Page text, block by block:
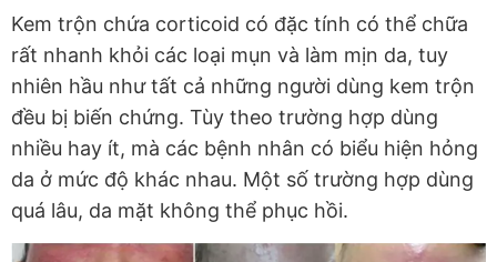
Kem trộn chứa corticoid có đặc tính có thể chữa
rất nhanh khỏi các loại mụn và làm mịn da, tuy
nhiên hầu như tất cả những người dùng kem trộn
đều bị biến chứng. Tùy theo trường hợp dùng
nhiều hay ít, mà các bệnh nhân có biểu hiện hỏng
da ở mức độ khác nhau. Một số trường hợp dùng
quá lâu, da mặt không thể phục hồi.